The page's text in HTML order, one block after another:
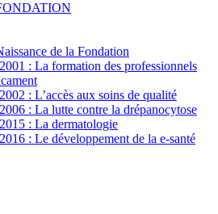
de la Fondation
: La formation des professionnels
: L’accès aux soins de qualité
: La lutte contre la drépanocytose
: La dermatologie
: Le développement de la e-santé